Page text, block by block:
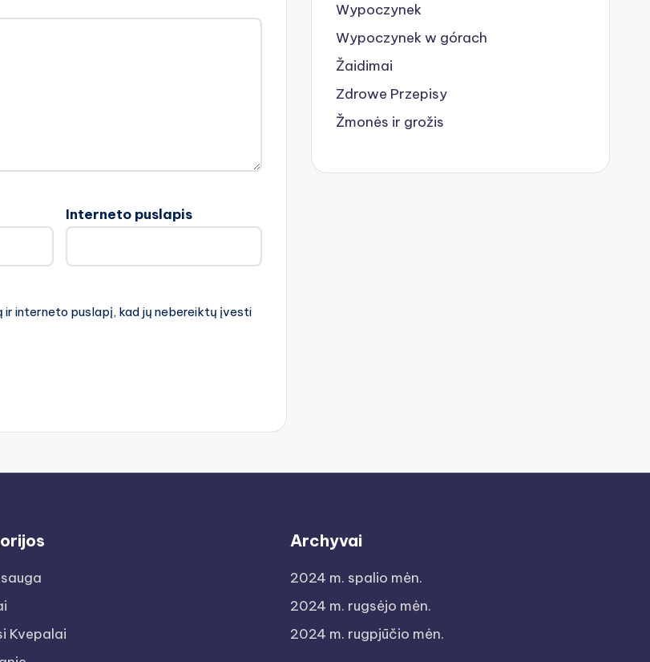
Interneto puslapis
interneto puslapį, kad jų nebereiktų įvesti
Wypoczynek
Wypoczynek w górach
Žaidimai
Zdrowe Przepisy
Žmonės ir grožis
Kvepalai
Archyvai
2024 m. spalio mėn.
2024 m. rugsėjo mėn.
2024 m. rugpjūčio mėn.